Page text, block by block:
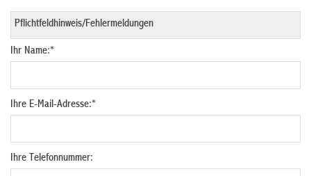
Ihr Name:*
Ihre E-Mail-Adresse:*
Ihre Telefonnummer: